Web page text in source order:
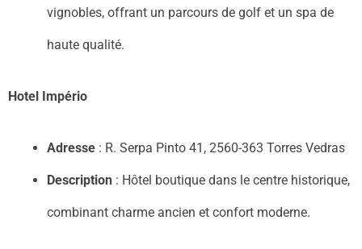
vignobles, offrant un parcours de golf et un spa de
haute qualité.
Hotel Império
Adresse : R. Serpa Pinto 41, 2560-363 Torres Vedras
Description : Hôtel boutique dans le centre historique,
combinant charme ancien et confort moderne.